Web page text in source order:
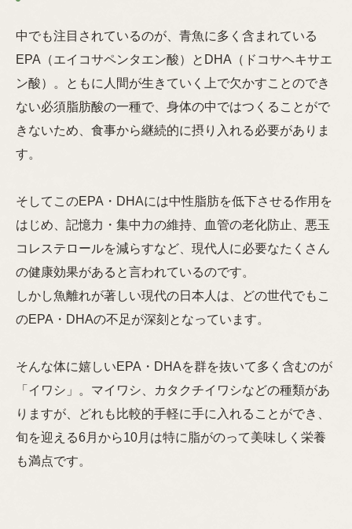
中でも注目されているのが、青魚に多く含まれている
EPA（エイコサペンタエン酸）とDHA（ドコサヘキサエ
ン酸）。ともに人間が生きていく上で欠かすことのでき
ない必須脂肪酸の一種で、身体の中ではつくることがで
きないため、食事から継続的に摂り入れる必要がありま
す。
そしてこのEPA・DHAには中性脂肪を低下させる作用を
はじめ、記憶力・集中力の維持、血管の老化防止、悪玉
コレステロールを減らすなど、現代人に必要なたくさん
の健康効果があると言われているのです。
しかし魚離れが著しい現代の日本人は、どの世代でもこ
のEPA・DHAの不足が深刻となっています。
そんな体に嬉しいEPA・DHAを群を抜いて多く含むのが
「イワシ」。マイワシ、カタクチイワシなどの種類があ
りますが、どれも比較的手軽に手に入れることができ、
旬を迎える6月から10月は特に脂がのって美味しく栄養
も満点です。